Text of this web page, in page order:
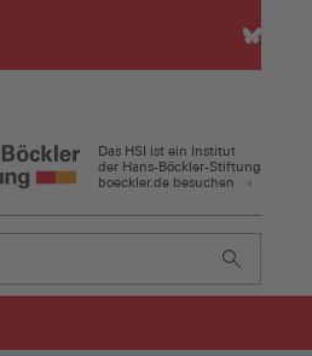
HSI
auf
einem
neuen
Fenster)
Das HSI ist ein Institut
der Hans-Böckler-Stiftung
boeckler.de besuchen